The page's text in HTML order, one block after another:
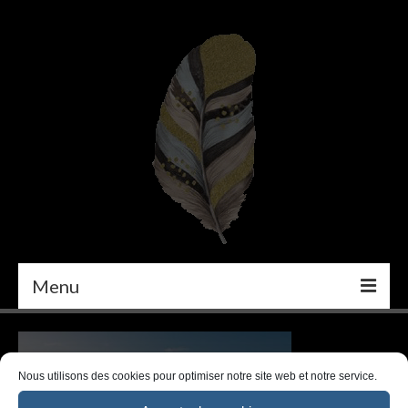
Nous utilisons des cookies pour optimiser notre site web et notre service.
Menu
PEINTURE
DÉCORATION INTÉRIEURE